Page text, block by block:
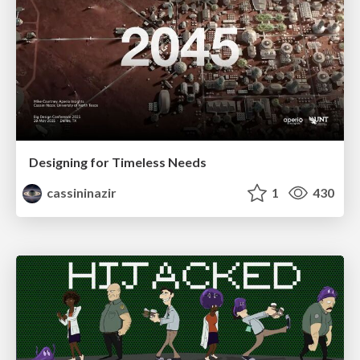
Designing for Timeless Needs
cassininazir
1 430